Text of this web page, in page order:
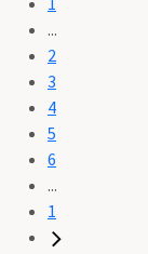
...
2
3
4
5
6
...
1